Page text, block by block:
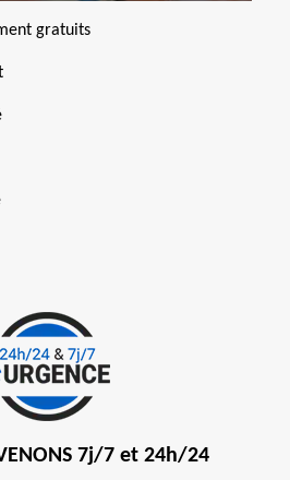
gratuits
7j/7 et 24h/24